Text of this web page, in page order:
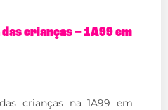
crianças – 1A99 em
crianças na 1A99 em